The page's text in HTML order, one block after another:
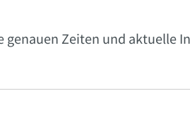
Zeiten und aktuelle